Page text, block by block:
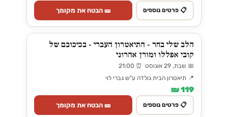
📋 פרטים נוספים 🎫 הבטח את מקומך
הלב שלי בחר - התיאטרון העברי - בכיכובם של
קובי אפללו ומורן אהרוני
📅 שבת, 29 אוגוסט ⏰ 21:00
📍 תיאטרון הבית גולדה ע"ש גברי לוי
119 ₪
📋 פרטים נוספים 🎫 הבטח את מקומך